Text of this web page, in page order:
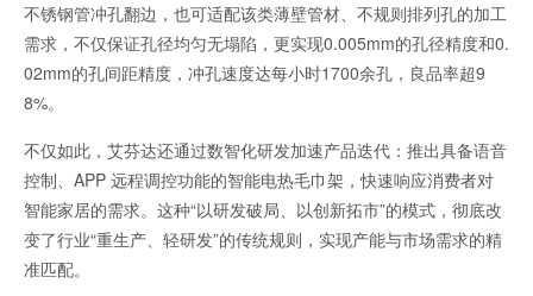
不锈钢管冲孔翻边，也可适配该类薄壁管材、不规则排列孔的加工
需求，不仅保证孔径均匀无塌陷，更实现0.005mm的孔径精度和0.
02mm的孔间距精度，冲孔速度达每小时1700余孔，良品率超9
8%。
不仅如此，艾芬达还通过数智化研发加速产品迭代：推出具备语音
控制、APP 远程调控功能的智能电热毛巾架，快速响应消费者对
智能家居的需求。这种“以研发破局、以创新拓市”的模式，彻底改
变了行业“重生产、轻研发”的传统规则，实现产能与市场需求的精
准匹配。